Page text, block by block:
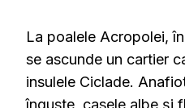
La poalele Acropolei,
se ascunde un cartier
insulele Ciclade.